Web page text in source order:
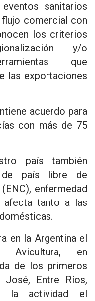
sanitarios
comercial con
los criterios
y/o
que
las exportaciones
acuerdo para
con más de 75
país también
país libre de
enfermedad
afecta tanto a las
en la Argentina el
en
de los primeros
José, Entre Ríos,
la actividad el